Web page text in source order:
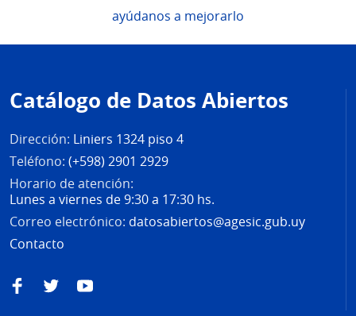
ayúdanos a mejorarlo
de
página
Catálogo de Datos Abiertos
Dirección: Liniers 1324 piso 4
Teléfono: (+598) 2901 2929
Horario de atención:
Lunes a viernes de 9:30 a 17:30 hs.
Correo electrónico: datosabiertos@agesic.gub.uy
Contacto
FacebookTwitterYouTube